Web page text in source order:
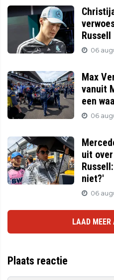
Russell
06
Max
vanuit
een
06
uit
niet?'
06
LAAD MEER
Plaats reactie